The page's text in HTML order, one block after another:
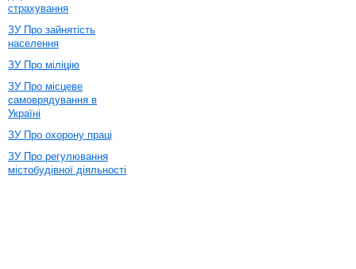
страхування
ЗУ Про зайнятість
населення
ЗУ Про міліцію
ЗУ Про місцеве
самоврядування в
Україні
ЗУ Про охорону праці
ЗУ Про регулювання
містобудівної діяльності